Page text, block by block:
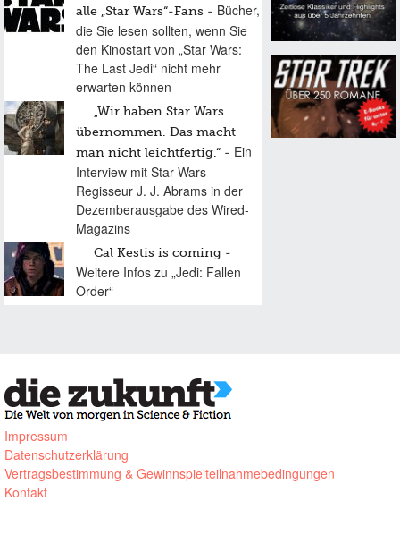
alle „Star Wars“-Fans
Bücher,
die Sie lesen sollten, wenn Sie
den Kinostart von „Star Wars:
The Last Jedi“ nicht mehr
erwarten können
„Wir haben Star Wars
übernommen. Das macht
man nicht leichtfertig.“
Ein
Interview mit Star-Wars-
Regisseur J. J. Abrams in der
Dezemberausgabe des Wired-
Magazins
Cal Kestis is coming
Weitere Infos zu „Jedi: Fallen
Order“
Impressum
Datenschutzerklärung
Vertragsbestimmung & Gewinnspielteilnahmebedingungen
Kontakt